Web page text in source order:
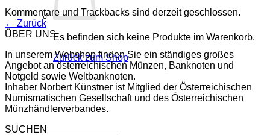
Es befinden sich keine Produkte im Warenkorb.
Zurück zum Shop
Kommentare und Trackbacks sind derzeit geschlossen.
← Zurück
ÜBER UNS
In unserem Webshop finden Sie ein ständiges großes
Angebot an österreichischen Münzen, Banknoten und
Notgeld sowie Weltbanknoten.
Inhaber Norbert Künstner ist Mitglied der Österreichischen
Numismatischen Gesellschaft und des Österreichischen
Münzhändlerverbandes.
SUCHEN